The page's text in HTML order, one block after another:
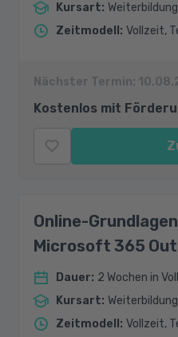
Kursart: Weiterbildung
Zeitmodell : Vollzeit,
Nächster Termin:
Kostenlos mit
Online-
Microsoft 365
Dauer: 2 Wochen in
Kursart: Weiterbildung
Zeitmodell : Vollzeit,